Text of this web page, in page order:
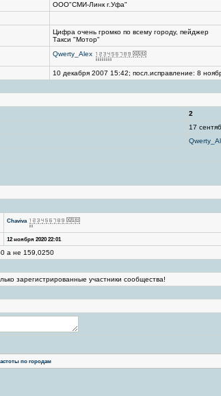
ООО"СМИ-Линк г.Уфа"
Цифра очень громко по всему городу, пейджер
Такси "Мотор"
Qwerty_Alex
10 декабря 2007 15:42; посл.исправление: 8
2
17
Chaviva
12 ноября 2020 22:01
а не 159,0250
зарегистрированные участники сообщества!
по городам